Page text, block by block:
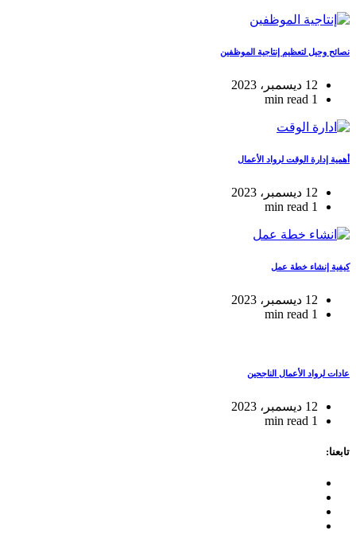
نصائح وحيل لتعظيم إنتاجية الموظفين
12 ديسمبر، 2023
1 min read
أهمية إدارة الوقت لرواد الأعمال
12 ديسمبر، 2023
1 min read
كيفية إنشاء خطة عمل
12 ديسمبر، 2023
1 min read
عادات لرواد الأعمال الناجحين
12 ديسمبر، 2023
1 min read
تابعنا: